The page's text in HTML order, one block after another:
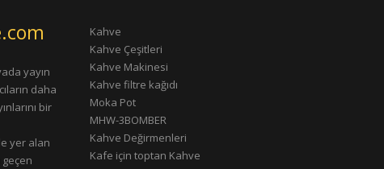
yayın
daha
bir
yer alan
geçen
Kahve
Kahve Çeşitleri
Kahve Makinesi
Kahve filtre kağıdı
Moka Pot
MHW-3BOMBER
Kahve Değirmenleri
Kafe için toptan Kahve